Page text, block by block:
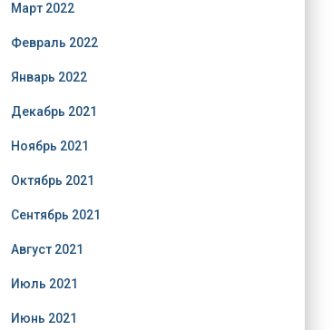
Март 2022
Февраль 2022
Январь 2022
Декабрь 2021
Ноябрь 2021
Октябрь 2021
Сентябрь 2021
Август 2021
Июль 2021
Июнь 2021